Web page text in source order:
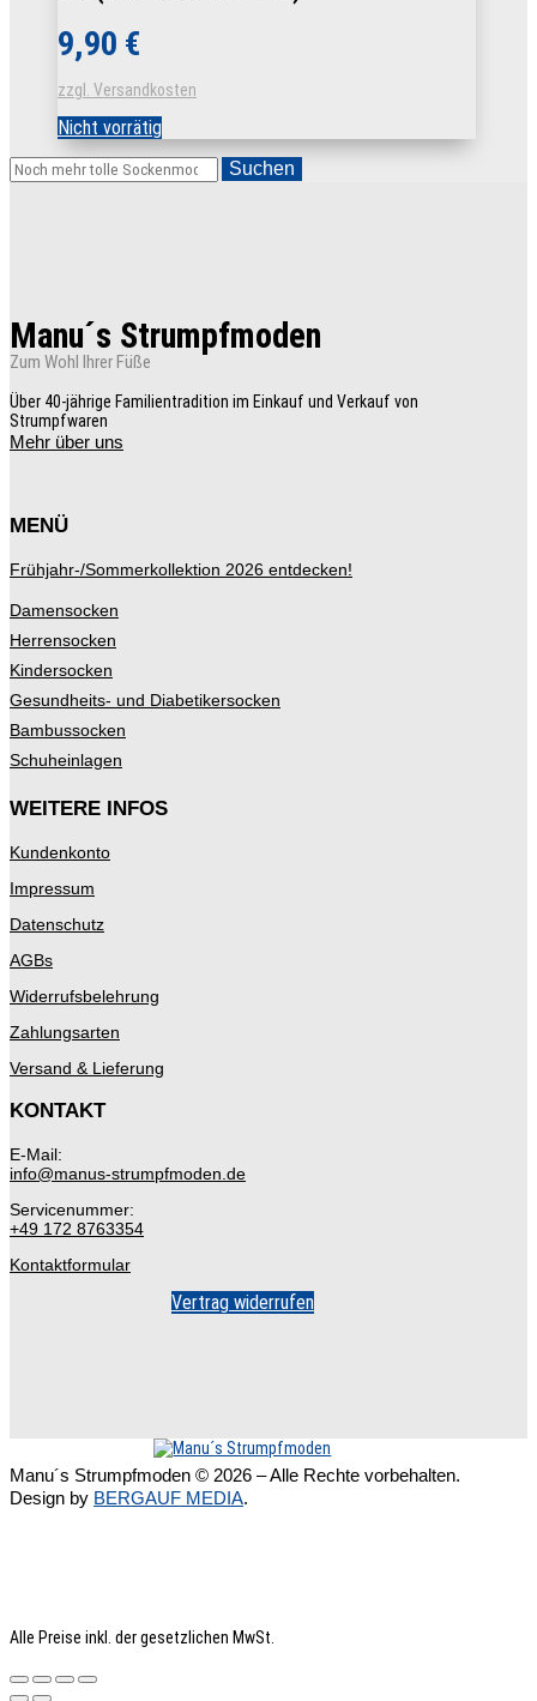
9,90 €
zzgl. Versandkosten
Nicht vorrätig
Suchen
Manu´s Strumpfmoden
Zum Wohl Ihrer Füße
Über 40-jährige Familientradition im Einkauf und Verkauf von
Strumpfwaren
Mehr über uns
MENÜ
Frühjahr-/Sommerkollektion 2026 entdecken!
Damensocken
Herrensocken
Kindersocken
Gesundheits- und Diabetikersocken
Bambussocken
Schuheinlagen
WEITERE INFOS
Kundenkonto
Impressum
Datenschutz
AGBs
Widerrufsbelehrung
Zahlungsarten
Versand & Lieferung
KONTAKT
E-Mail:
info@manus-strumpfmoden.de
Servicenummer:
+49 172 8763354
Kontaktformular
Vertrag widerrufen
Manu´s Strumpfmoden © 2026 – Alle Rechte vorbehalten.
Design by BERGAUF MEDIA.
Alle Preise inkl. der gesetzlichen MwSt.